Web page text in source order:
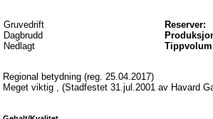
Gruvedrift
Reserver:
Dagbrudd
Nedlagt
Regional betydning (reg. 25.04.2017)
Meget viktig , (Stadfestet 31.jul.2001 av Havard